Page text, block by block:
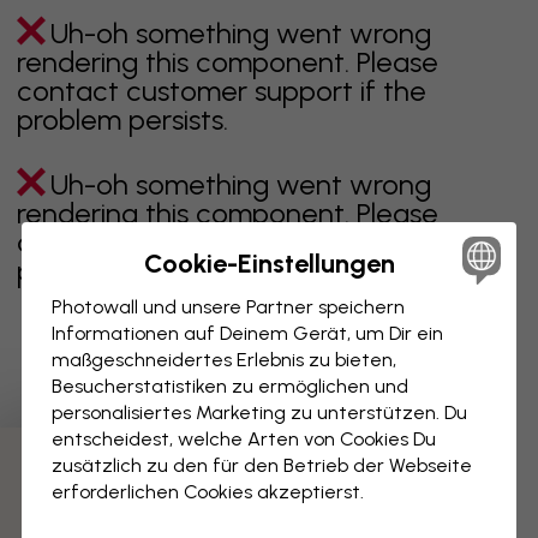
Uh-oh something went wrong
rendering this component. Please
contact customer support if the
problem persists.
Uh-oh something went wrong
rendering this component. Please
contact customer support if the
problem persists.
Zeigt Seite 1 von 1 Seiten
Weitere Kategorien entdecken
Cookie-Einstellungen
Photowall und unsere Partner speichern
Informationen auf Deinem Gerät, um Dir ein
maßgeschneidertes Erlebnis zu bieten,
Besucherstatistiken zu ermöglichen und
personalisiertes Marketing zu unterstützen. Du
entscheidest, welche Arten von Cookies Du
zusätzlich zu den für den Betrieb der Webseite
erforderlichen Cookies akzeptierst.